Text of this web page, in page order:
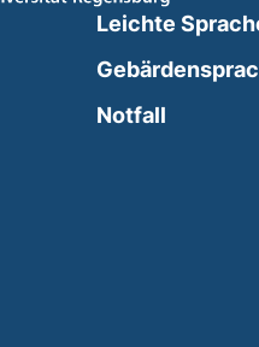
in a new window)
Leichte
Notfall